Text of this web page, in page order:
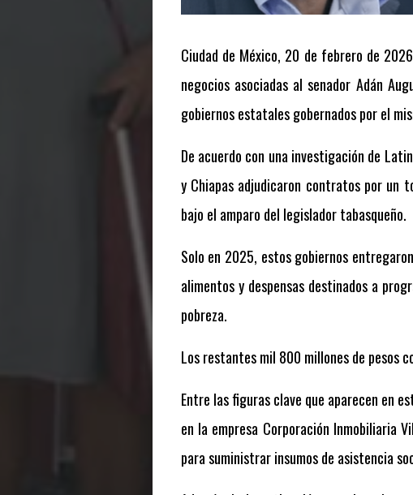
Ciudad de México, 20 de febrero de
negocios asociadas al senador Adán
gobiernos estatales gobernados por el
De acuerdo con una investigación de
y Chiapas adjudicaron contratos por un
bajo el amparo del legislador tabasqueño.
Solo en 2025, estos gobiernos
alimentos y despensas destinados a
pobreza.
Los restantes mil 800 millones de pesos
Entre las figuras clave que aparecen en
en la empresa Corporación Inmobiliaria
para suministrar insumos de asistencia